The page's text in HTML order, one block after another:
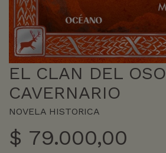
EL CLAN DEL OSO
CAVERNARIO
NOVELA HISTORICA
$ 79.000,00